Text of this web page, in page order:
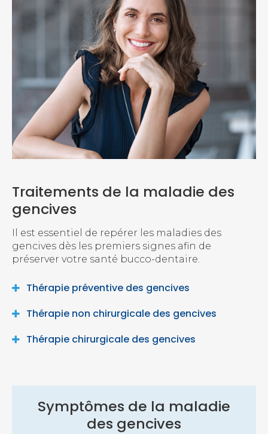
Traitements de la maladie des
gencives
Il est essentiel de repérer les maladies des
gencives dès les premiers signes afin de
préserver votre santé bucco-dentaire.
Thérapie préventive des gencives
Thérapie non chirurgicale des gencives
Thérapie chirurgicale des gencives
Symptômes de la maladie
des gencives